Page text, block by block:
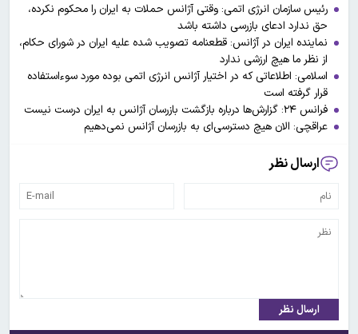
رئیس سازمان انرژی اتمی: وقتی آژانس حملات به ایران را محکوم نکرده،
حق ندارد ادعای بازرسی داشته باشد
نماینده ایران در آژانس: قطعنامه تصویب شده علیه ایران در شورای حکام،
از نظر ما هیچ ارزشی ندارد
اسلامی: اطلاعاتی که در اختیار آژانس انرژی اتمی بوده مورد سوءاستفاده
قرار گرفته است
فرانس ۲۴: گزارش‌ها درباره بازگشت بازرسان آژانس به ایران درست نیست
عراقچی: الان هیچ دسترسی‌ای به بازرسان آژانس نمی‌دهیم
ارسال نظر
ارسال نظر